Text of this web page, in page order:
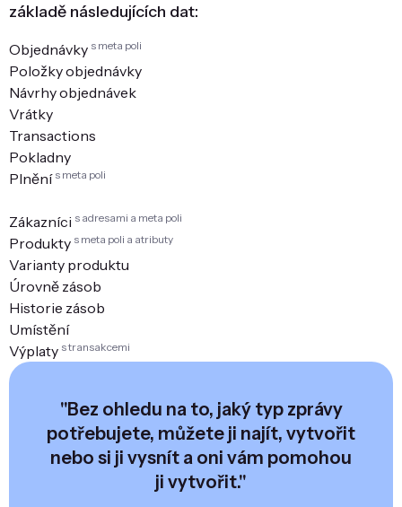
základě následujících dat:
Objednávky s meta poli
Položky objednávky
Návrhy objednávek
Vrátky
Transactions
Pokladny
Plnění s meta poli
Zákazníci s adresami a meta poli
Produkty s meta poli a atributy
Varianty produktu
Úrovně zásob
Historie zásob
Umístění
Výplaty s transakcemi
"Bez ohledu na to, jaký typ zprávy
potřebujete, můžete ji najít, vytvořit
nebo si ji vysnít a oni vám pomohou
ji vytvořit."